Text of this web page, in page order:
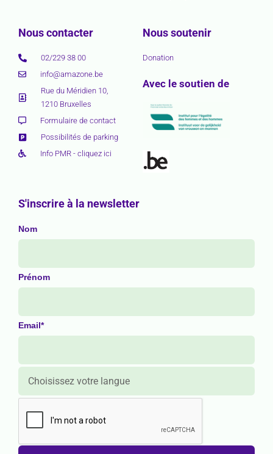
Nous contacter
02/229 38 00
info@amazone.be
Rue du Méridien 10,
1210 Bruxelles
Formulaire de contact
Possibilités de parking
Info PMR - cliquez ici
Nous soutenir
Donation
Avec le soutien de
S'inscrire à la newsletter
Nom
Prénom
Email*